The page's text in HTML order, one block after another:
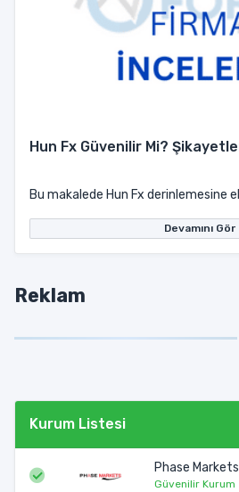
Hun Fx Güvenilir Mi?
Bu makalede Hun Fx derinlemesine
Devamını Gör
Reklam
Kurum Listesi
Phase
Güvenilir Kurum